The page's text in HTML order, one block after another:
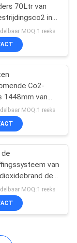
70Ltr van
in
MOQ:1 reeks
Co2-
1448mm van
het
MOQ:1 reeks
van
de
van Co2 inMOQ:1 reeks